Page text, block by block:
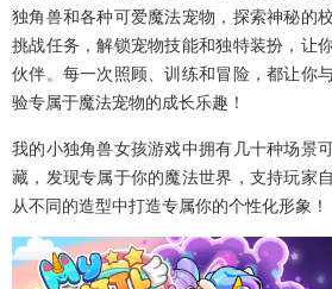
独角兽和各种可爱魔法宠物，探索神秘的
挑战任务，解锁宠物技能和独特装扮，让
伙伴。每一次照顾、训练和冒险，都让你
验专属于魔法宠物的成长乐趣！
我的小独角兽女孩游戏中拥有几十种场景
藏，发现专属于你的魔法世界，支持玩家
从不同的造型中打造专属你的个性化形象！